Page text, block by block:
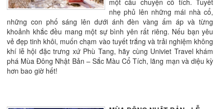
một câu chuyện cổ tích. Tuyết
nhẹ phủ lên những mái nhà cổ,
những con phố sáng lên dưới ánh đèn vàng ấm áp và từng
khoảnh khắc đều mang một sự bình yên rất riêng. Nếu bạn yêu
vẻ đẹp tinh khôi, muốn chạm vào tuyết trắng và trải nghiệm không
khí lễ hội đặc trưng xứ Phù Tang, hãy cùng Univiet Travel khám
phá Mùa Đông Nhật Bản – Sắc Màu Cổ Tích, lãng mạn và diệu kỳ
hơn bao giờ hết!